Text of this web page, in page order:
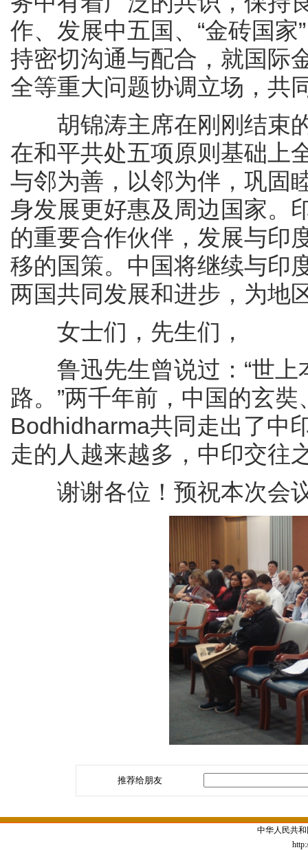
作、发展中五国、“金砖国家
持密切沟通与配合，就国际
全等重大问题协调立场，共
胡锦涛主席在刚刚结束的
在和平共处五项原则基础上
与邻为善，以邻为伴，巩固
身发展更好惠及周边国家。
的重要合作伙伴，发展与印
移的国策。中国将继续与印
两国共同发展和进步，为地
女士们，先生们，
鲁迅先生曾说过：“世上
路。”两千年前，中国的玄
Bodhidharma共同走出了中
走的人越来越多，中印交往
谢谢各位！预祝本次会
推荐给朋友
中华人民共